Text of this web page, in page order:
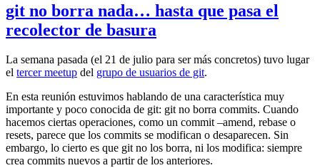
git no borra nada… hasta que pasa el
recolector de basura
La semana pasada (el 21 de julio para ser más concretos) tuvo lugar
el tercer meetup del grupo de usuarios de git.
En esta reunión estuvimos hablando de una característica muy
importante y poco conocida de git: git no borra commits. Cuando
hacemos ciertas operaciones, como un commit –amend, rebase o
resets, parece que los commits se modifican o desaparecen. Sin
embargo, lo cierto es que git no los borra, ni los modifica: siempre
crea commits nuevos a partir de los anteriores.